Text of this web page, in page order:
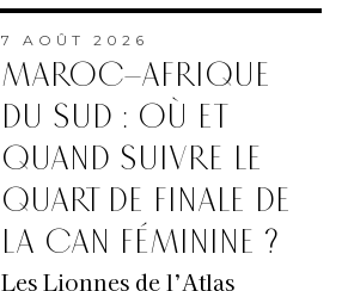
7 AOÛT 2026
MAROC–AFRIQUE
DU SUD : OÙ ET
QUAND SUIVRE LE
QUART DE FINALE DE
LA CAN FÉMININE ?
Les Lionnes de l’Atlas